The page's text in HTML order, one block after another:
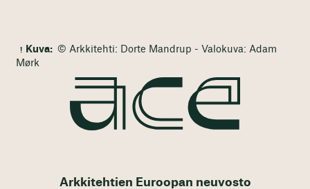
Kuva: © Arkkitehti: Dorte Mandrup - Valokuva: Adam
Mørk
Arkkitehtien Euroopan neuvosto